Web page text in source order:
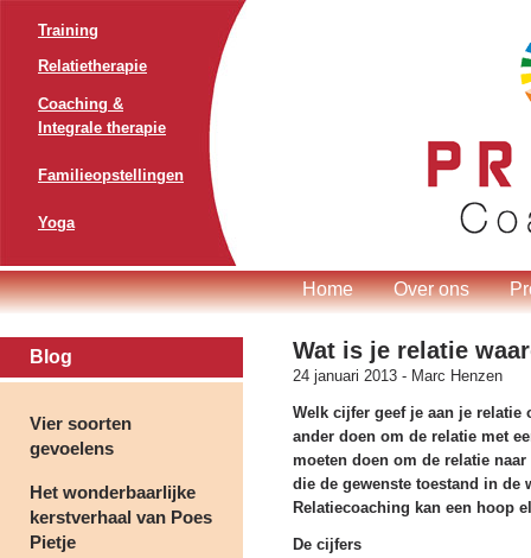
Training
Relatietherapie
Coaching &
Integrale therapie
Familieopstellingen
Yoga
Home Over ons
Blog
Vier soorten
gevoelens
Het wonderbaarlijke
kerstverhaal van Poes
Pietje
Wat is je relatie
24 januari 2013 - Marc Henzen
Welk cijfer geef je aan je relatie
ander doen om de relatie met
moeten doen om de relatie
die de gewenste toestand in
Relatiecoaching kan een hoop
De cijfers